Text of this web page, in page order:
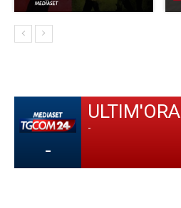
-
ULTIM'ORA
-